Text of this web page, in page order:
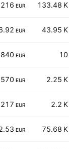
EUR 133.48 K
EUR 43.95 K
EUR 10
EUR 2.25 K
EUR 2.2 K
EUR 75.68 K